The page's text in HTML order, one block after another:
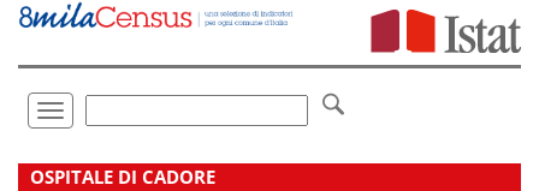
Vai
direttamente
Toggle
navigation
.
OSPITALE DI CADORE